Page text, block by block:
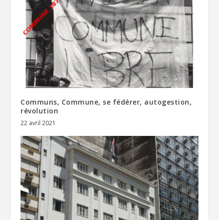
Communs, Commune, se fédérer, autogestion,
révolution
22 avril 2021